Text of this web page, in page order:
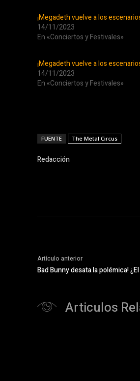
¡Megadeth vuelve a los
14/11/2023
En «Conciertos y Festivales»
¡Megadeth vuelve a los
14/11/2023
En «Conciertos y Festivales»
FUENTE The Metal Circus
Redacción
Artículo anterior
Bad Bunny desata la polémica!
Articulos